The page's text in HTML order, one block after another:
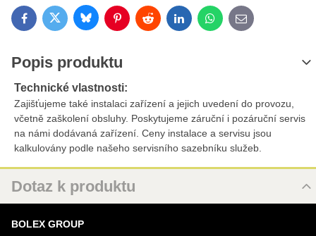
FacebookTwitterBlueskyPinterestRedditLinkedInWhatsApp
E-mail
Popis produktu
Technické vlastnosti:
Zajišťujeme také instalaci zařízení a jejich uvedení do provozu,
včetně zaškolení obsluhy. Poskytujeme záruční i pozáruční servis
na námi dodávaná zařízení. Ceny instalace a servisu jsou
kalkulovány podle našeho servisního sazebníku služeb.
Dotaz k produktu
URL
BOLEX GROUP